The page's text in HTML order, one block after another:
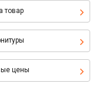
товар
цены